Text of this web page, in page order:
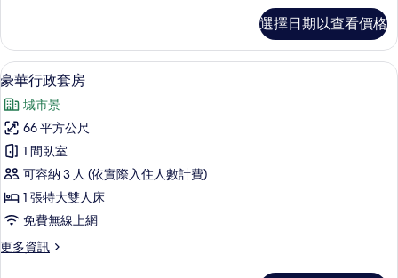
片
情
的
所
有
相
片
套
房,
1
臥
室
的
詳
情
選擇日期以查看價格
顯
示
豪
華
行
政
套
房
的
豪華行政套房 | 客房內保險箱、書桌
9
豪華行政套房
城市景
66 平方公尺
1 間臥室
可容納 3 人 (依實際入住人數計費)
1 張特大雙人床
免費無線上網
更多資訊
更